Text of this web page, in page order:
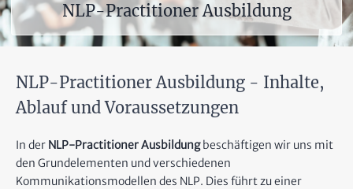
NLP-Practitioner Ausbildung
NLP-Practitioner Ausbildung - Inhalte,
Ablauf und Voraussetzungen
In der NLP-Practitioner Ausbildungbeschäftigen wir uns mit
den Grundelementen und verschiedenen
Kommunikationsmodellen des NLP. Dies führt zu einer